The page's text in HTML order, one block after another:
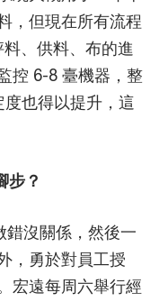
，但現在所有流程
、供料、布的進
控 6-8 臺機器，整
也得以提升，這
步？
錯沒關係，然後一
，勇於對員工授
宏遠每周六舉行經